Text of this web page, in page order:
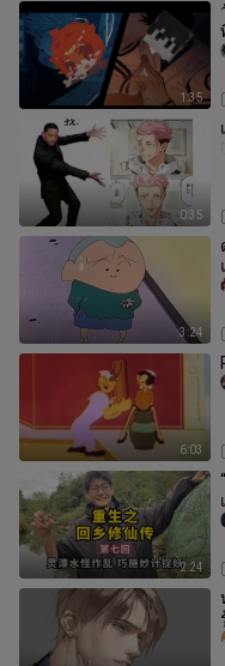
1:35
0:35
3:24
6:03
2:24